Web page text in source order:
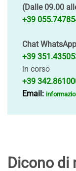
(Dalle 09.00
+39
Chat
+39
in corso
+39
Email:
Dicono di